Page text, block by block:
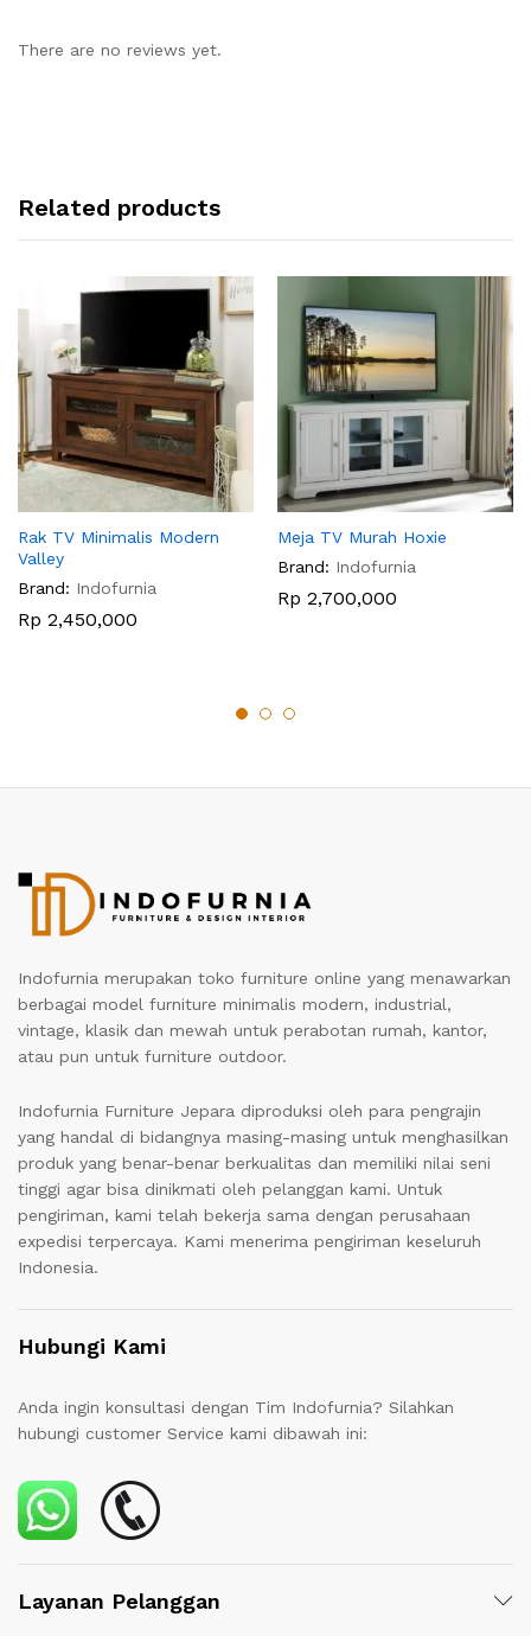
There are no reviews yet.
Related products
Rak TV Minimalis Modern
Valley
Brand: Indofurnia
Rp 2,450,000
Meja TV Murah Hoxie
Brand: Indofurnia
Rp 2,700,000
Indofurnia merupakan toko furniture online yang menawarkan
berbagai model furniture minimalis modern, industrial,
vintage, klasik dan mewah untuk perabotan rumah, kantor,
atau pun untuk furniture outdoor.
Indofurnia Furniture Jepara diproduksi oleh para pengrajin
yang handal di bidangnya masing-masing untuk menghasilkan
produk yang benar-benar berkualitas dan memiliki nilai seni
tinggi agar bisa dinikmati oleh pelanggan kami. Untuk
pengiriman, kami telah bekerja sama dengan perusahaan
expedisi terpercaya. Kami menerima pengiriman keseluruh
Indonesia.
Hubungi Kami
Anda ingin konsultasi dengan Tim Indofurnia? Silahkan
hubungi customer Service kami dibawah ini:
Layanan Pelanggan